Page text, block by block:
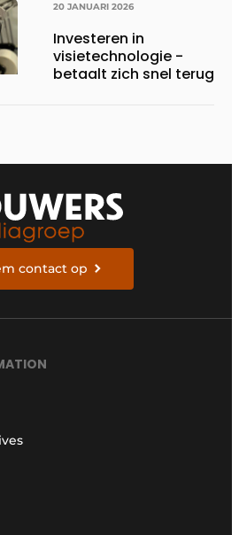
20 JANUARI 2026
Investeren in
visietechnologie ­
betaalt zich snel terug
contact op